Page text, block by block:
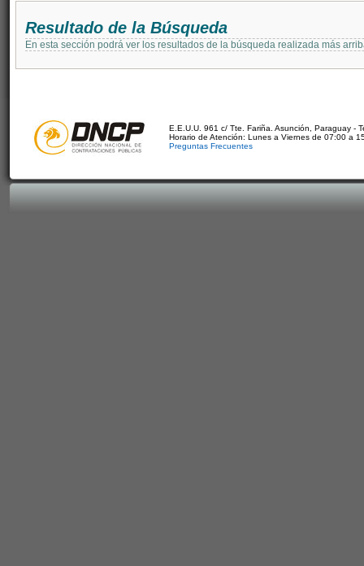
Resultado de la Búsqueda
En esta sección podrá ver los resultados de la búsqueda realizada más
E.E.U.U. 961 c/ Tte. Fariña. Asunción, Paraguay -
Horario de Atención: Lunes a Viernes de 07:00 a
Preguntas Frecuentes